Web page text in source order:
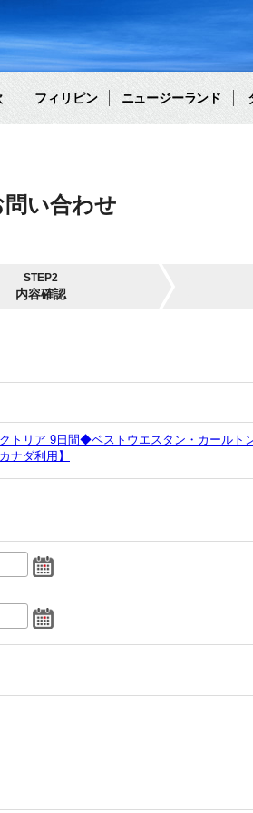
フィリピン ニュージーランド
問い合わせ
STEP2
内容確認
トリア 9日間◆ベストウエスタン・カールト
ナダ利用】